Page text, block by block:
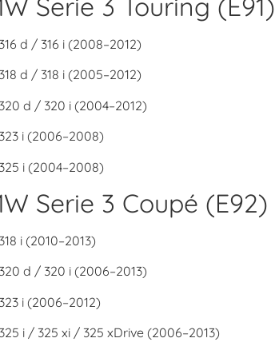
Serie 3 Touring (E91)
d / 316 i (2008–2012)
d / 318 i (2005–2012)
d / 320 i (2004–2012)
i (2006–2008)
i (2004–2008)
Serie 3 Coupé (E92)
i (2010–2013)
d / 320 i (2006–2013)
i (2006–2012)
i / 325 xi / 325 xDrive (2006–2013)